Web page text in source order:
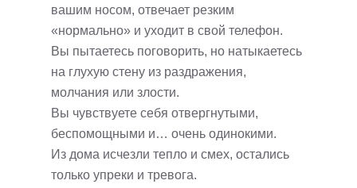
вашим носом, отвечает резким
«нормально» и уходит в свой телефон.
Вы пытаетесь поговорить, но натыкаетесь
на глухую стену из раздражения,
молчания или злости.
Вы чувствуете себя отвергнутыми,
беспомощными и… очень одинокими.
Из дома исчезли тепло и смех, остались
только упреки и тревога.